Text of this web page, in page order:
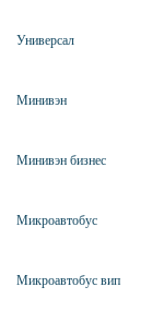
Универсал
Минивэн
Минивэн бизнес
Микроавтобус
Микроавтобус вип